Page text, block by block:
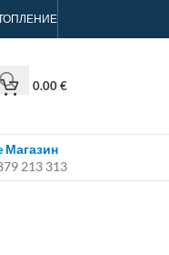
0.00€
Магазин
213 313